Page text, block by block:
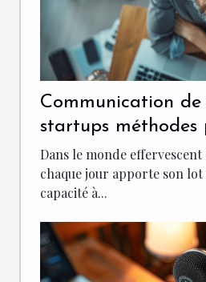
Communication
startups méthodes
les imprévus et
votre réputation
Dans le monde
chaque jour apporte son lot
capacité à...